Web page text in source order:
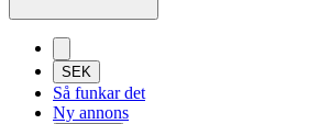
SEK
Så funkar det
Ny annons